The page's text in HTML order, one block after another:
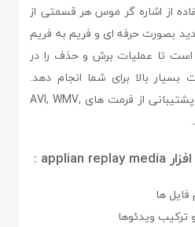
از اشاره گر موس هر قسمتی از
بصورت حرفه ای و فریم به فریم
است تا عملیات برش و حذف را در
بالا برای شما انجام دهد.
همچنین این برنامه قابلیت پشتیبانی از فرمت های AVI, WMV,
applian replay media :
ها
ویدئوها